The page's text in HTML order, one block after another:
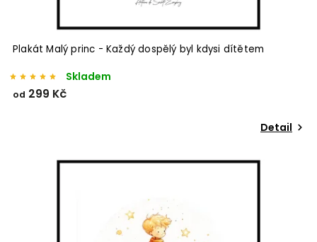
Plakát Malý princ - Každý dospělý byl kdysi dítětem
Skladem
od 299 Kč
Detail